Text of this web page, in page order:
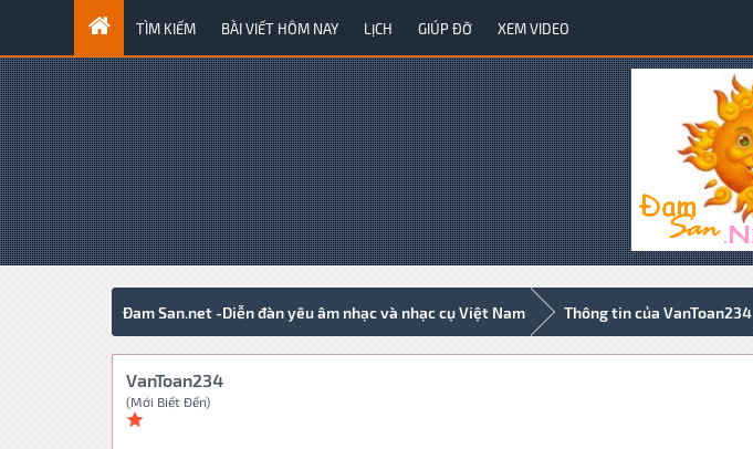
TÌM KIẾM BÀI VIẾT HÔM NAY LỊCH GIÚP ĐỠ XEM VIDEO
Đam San.net -Diễn đàn yêu âm nhạc và nhạc cụ Việt Nam Thông tin của VanToan234
VanToan234
(Mới Biết Đến)